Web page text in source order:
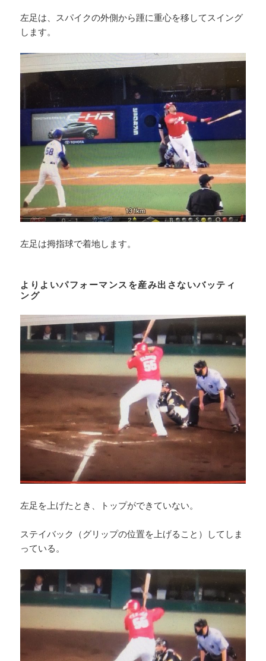
左足は、スパイクの外側から踵に重心を移してスイング
します。
左足は拇指球で着地します。
よりよいパフォーマンスを産み出さないバッティ
ング
左足を上げたとき、トップができていない。
ステイバック（グリップの位置を上げること）してしま
っている。